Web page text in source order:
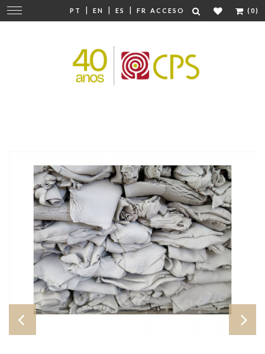
PT | EN | ES | FR ACCESO (0)
Cambiar
navegación